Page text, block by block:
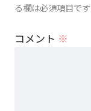
る欄は必須項目です
コメント ※